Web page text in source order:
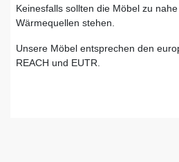
Keinesfalls sollten die Möbel zu
Wärmequellen stehen.
Unsere Möbel entsprechen den
REACH und EUTR.